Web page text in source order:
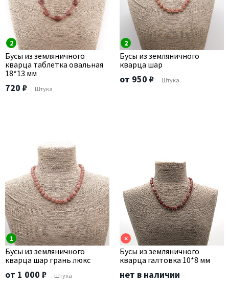
2
Бусы из земляничного
кварца таблетка овальная
18*13 мм
720 ₽ Штука
2
Бусы из земляничного
кварца шар
от 950 ₽ Штука
1
Бусы из земляничного
кварца шар грань люкс
от 1 000 ₽ Штука
×
Бусы из земляничного
кварца галтовка 10*8 мм
нет в наличии